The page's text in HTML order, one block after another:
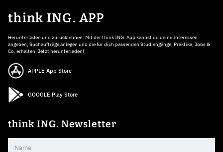
think ING. APP
Herunterladen und zurücklehnen: Mit der think ING. App kannst du deine Interessen
angeben, Suchaufträge anlegen und die für dich passenden Studiengänge, Praktika, Jobs &
Co. erhalten. Jetzt herunterladen!
APPLE App Store
GOOGLE Play Store
think ING. Newsletter